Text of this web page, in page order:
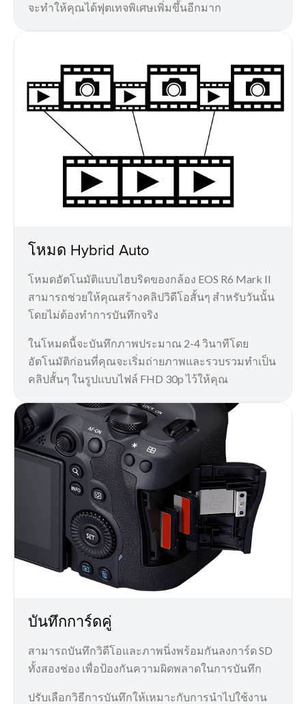
จะทำให้คุณได้ฟุตเทจพิเศษเพิ่มขึ้นอีกมาก
โหมด Hybrid Auto
โหมดอัตโนมัติแบบไฮบริดของกล้อง EOS R6 Mark II
สามารถช่วยให้คุณสร้างคลิปวิดีโอสั้นๆ สำหรับวันนั้น
โดยไม่ต้องทำการบันทึกจริง
ในโหมดนี้จะบันทึกภาพประมาณ 2-4 วินาทีโดย
อัตโนมัติก่อนที่คุณจะเริ่มถ่ายภาพและรวบรวมทำเป็น
คลิปสั้นๆ ในรูปแบบไฟล์ FHD 30p ไว้ให้คุณ
บันทึกการ์ดคู่
สามารถบันทึกวิดีโอและภาพนิ่งพร้อมกันลงการ์ด SD
ทั้งสองช่อง เพื่อป้องกันความผิดพลาดในการบันทึก
ปรับเลือกวิธีการบันทึกให้เหมาะกับการนำไปใช้งาน